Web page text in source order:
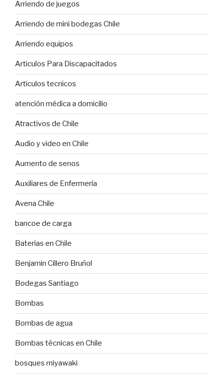
Arriendo de juegos
Arriendo de mini bodegas Chile
Arriendo equipos
Articulos Para Discapacitados
Articulos tecnicos
atención médica a domicilio
Atractivos de Chile
Audio y video en Chile
Aumento de senos
Auxiliares de Enfermería
Avena Chile
bancoe de carga
Baterias en Chile
Benjamin Cillero Bruñol
Bodegas Santiago
Bombas
Bombas de agua
Bombas técnicas en Chile
bosques miyawaki